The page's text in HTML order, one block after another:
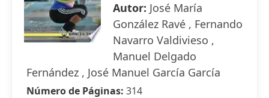
Autor: José María
González Ravé , Fernando
Navarro Valdivieso ,
Manuel Delgado
Fernández , José Manuel García García
Número de Páginas: 314